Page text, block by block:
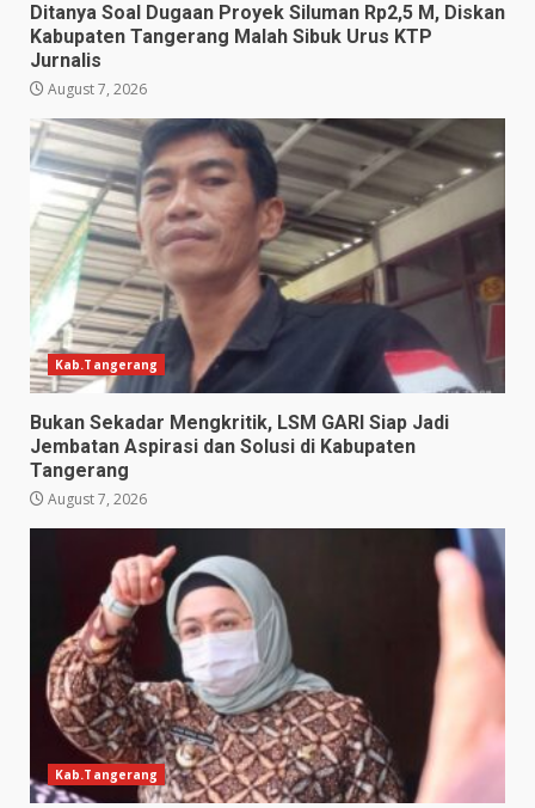
Ditanya Soal Dugaan Proyek Siluman Rp2,5 M, Diskan
Kabupaten Tangerang Malah Sibuk Urus KTP
Jurnalis
August 7, 2026
Kab.Tangerang
Bukan Sekadar Mengkritik, LSM GARI Siap Jadi
Jembatan Aspirasi dan Solusi di Kabupaten
Tangerang
August 7, 2026
Kab.Tangerang